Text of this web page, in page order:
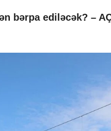
bərpa ediləcək? –